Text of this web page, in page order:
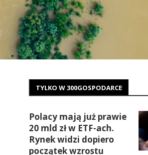
TYLKO W 300GOSPODARCE
Polacy mają już prawie
20 mld zł w ETF-ach.
Rynek widzi dopiero
początek wzrostu